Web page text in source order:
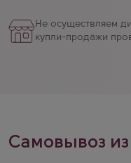
Не осуществляем
купли-продажи
Самовывоз